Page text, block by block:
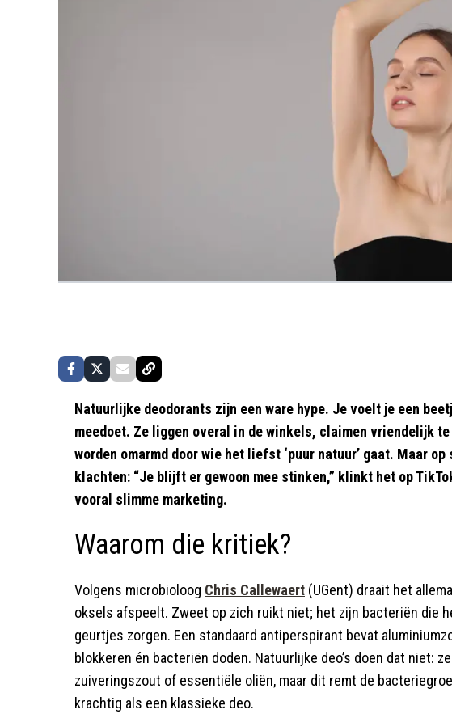
Natuurlijke deodorants zijn een ware hype. Je voelt je een
meedoet. Ze liggen overal in de winkels, claimen vriendelijk
worden omarmd door wie het liefst ‘puur natuur’ gaat. Maar
klachten: “Je blijft er gewoon mee stinken,” klinkt het op
vooral slimme marketing.
Waarom die kritiek?
Volgens microbioloog Chris Callewaert (UGent) draait het
oksels afspeelt. Zweet op zich ruikt niet; het zijn bacteriën die
geurtjes zorgen. Een standaard antiperspirant bevat
blokkeren én bacteriën doden. Natuurlijke deo’s doen dat niet:
zuiveringszout of essentiële oliën, maar dit remt de
krachtig als een klassieke deo.